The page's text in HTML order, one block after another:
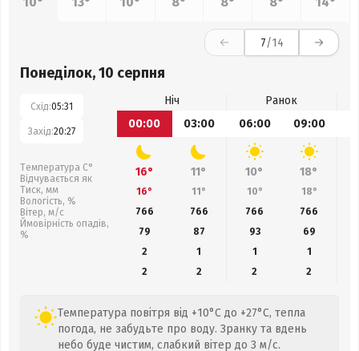
7/14
Понеділок, 10 серпня
Схід:05:31
Захід:20:27
Температура С°
Відчувається як
Тиск, мм
Вологість, %
Вітер, м/с
Ймовірність опадів,
%
Ніч
Ранок
00:00
03:00 06:00 09:00
16° 11° 10° 18°
16° 11° 10° 18°
766
766 766 766
79
87 93 69
2
1 1
1
2
2 2 2
Температура повітря від +10°C до +27°C, тепла
погода, не забудьте про воду. Зранку та вдень
небо буде чистим, слабкий вітер до 3 м/с.